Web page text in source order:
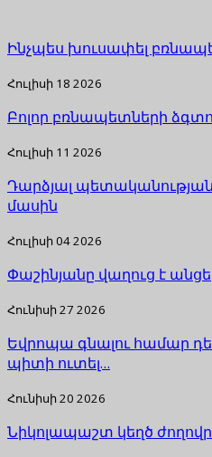
Ինչպես խուսափել
Հուլիսի 18 2026
Բոլոր բռնապետների
Հուլիսի 11 2026
Դարձյալ
մասին
Հուլիսի 04 2026
Փաշինյանը վաղուց է
Հունիսի 27 2026
Եվրոպա գնալու համար
պիտի ուտել…
Հունիսի 20 2026
Նիկոլապաշտ կեղծ